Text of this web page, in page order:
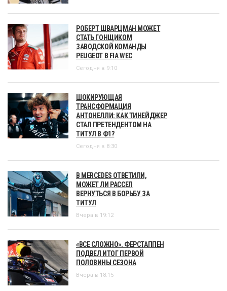
РОБЕРТ ШВАРЦМАН МОЖЕТ
СТАТЬ ГОНЩИКОМ
ЗАВОДСКОЙ КОМАНДЫ
PEUGEOT В FIA WEC
Сегодня в 9:10
ШОКИРУЮЩАЯ
ТРАНСФОРМАЦИЯ
АНТОНЕЛЛИ: КАК ТИНЕЙДЖЕР
СТАЛ ПРЕТЕНДЕНТОМ НА
ТИТУЛ В Ф1?
Сегодня в 8:30
В MERCEDES ОТВЕТИЛИ,
МОЖЕТ ЛИ РАССЕЛ
ВЕРНУТЬСЯ В БОРЬБУ ЗА
ТИТУЛ
Вчера в 19:12
«ВСЕ СЛОЖНО». ФЕРСТАППЕН
ПОДВЕЛ ИТОГ ПЕРВОЙ
ПОЛОВИНЫ СЕЗОНА
Вчера в 18:15